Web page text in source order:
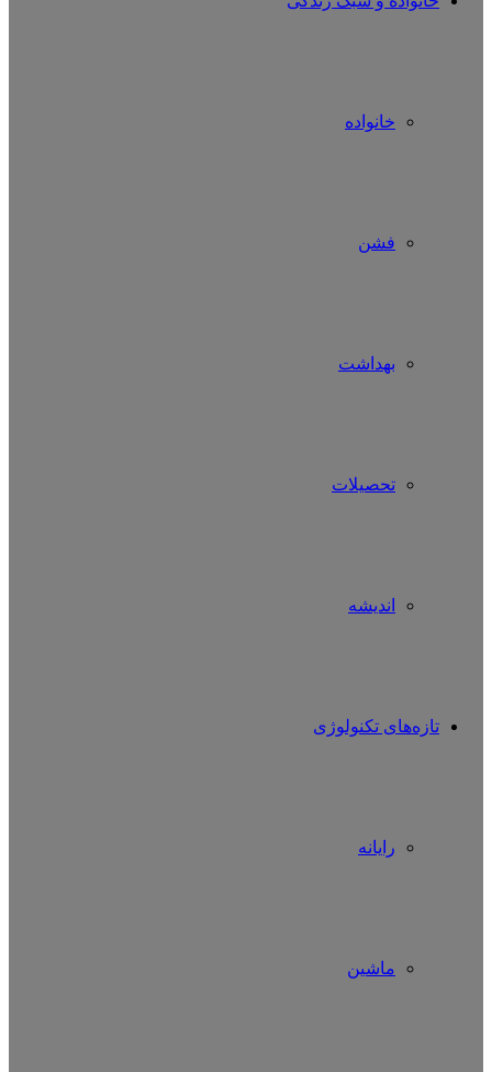
خانواده
فشن
بهداشت
تحصیلات
اندیشه
تازه‌های تکنولوژی
رایانه
ماشین